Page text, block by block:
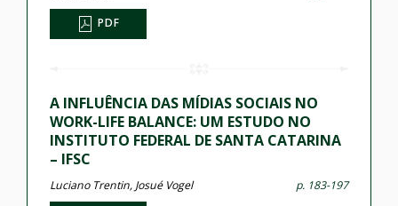
PDF
A INFLUÊNCIA DAS MÍDIAS SOCIAIS NO
WORK-LIFE BALANCE: UM ESTUDO NO
INSTITUTO FEDERAL DE SANTA CATARINA
– IFSC
Luciano Trentin, Josué Vogel p. 183-197